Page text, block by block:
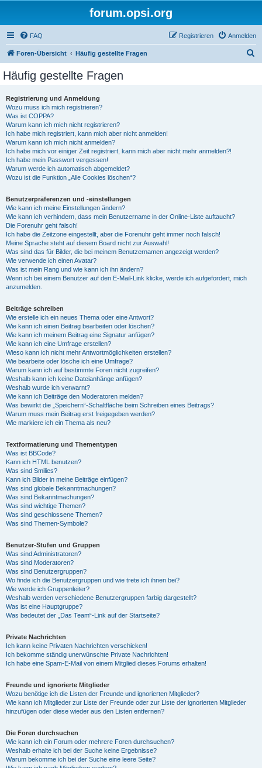
forum.opsi.org
FAQ Anmelden
Registrieren
Foren-Übersicht Häufig gestellte Fragen
Häufig gestellte Fragen
Registrierung und Anmeldung
Wozu muss ich mich registrieren?
Was ist COPPA?
Warum kann ich mich nicht registrieren?
Ich habe mich registriert, kann mich aber nicht anmelden!
Warum kann ich mich nicht anmelden?
Ich habe mich vor einiger Zeit registriert, kann mich aber nicht mehr anmelden?!
Ich habe mein Passwort vergessen!
Warum werde ich automatisch abgemeldet?
Wozu ist die Funktion „Alle Cookies löschen“?
Benutzerpräferenzen und -einstellungen
Wie kann ich meine Einstellungen ändern?
Wie kann ich verhindern, dass mein Benutzername in der Online-Liste auftaucht?
Die Forenuhr geht falsch!
Ich habe die Zeitzone eingestellt, aber die Forenuhr geht immer noch falsch!
Meine Sprache steht auf diesem Board nicht zur Auswahl!
Was sind das für Bilder, die bei meinem Benutzernamen angezeigt werden?
Wie verwende ich einen Avatar?
Was ist mein Rang und wie kann ich ihn ändern?
Wenn ich bei einem Benutzer auf den E-Mail-Link klicke, werde ich aufgefordert, mich
anzumelden.
Beiträge schreiben
Wie erstelle ich ein neues Thema oder eine Antwort?
Wie kann ich einen Beitrag bearbeiten oder löschen?
Wie kann ich meinem Beitrag eine Signatur anfügen?
Wie kann ich eine Umfrage erstellen?
Wieso kann ich nicht mehr Antwortmöglichkeiten erstellen?
Wie bearbeite oder lösche ich eine Umfrage?
Warum kann ich auf bestimmte Foren nicht zugreifen?
Weshalb kann ich keine Dateianhänge anfügen?
Weshalb wurde ich verwarnt?
Wie kann ich Beiträge den Moderatoren melden?
Was bewirkt die „Speichern“-Schaltfläche beim Schreiben eines Beitrags?
Warum muss mein Beitrag erst freigegeben werden?
Wie markiere ich ein Thema als neu?
Textformatierung und Thementypen
Was ist BBCode?
Kann ich HTML benutzen?
Was sind Smilies?
Kann ich Bilder in meine Beiträge einfügen?
Was sind globale Bekanntmachungen?
Was sind Bekanntmachungen?
Was sind wichtige Themen?
Was sind geschlossene Themen?
Was sind Themen-Symbole?
Benutzer-Stufen und Gruppen
Was sind Administratoren?
Was sind Moderatoren?
Was sind Benutzergruppen?
Wo finde ich die Benutzergruppen und wie trete ich ihnen bei?
Wie werde ich Gruppenleiter?
Weshalb werden verschiedene Benutzergruppen farbig dargestellt?
Was ist eine Hauptgruppe?
Was bedeutet der „Das Team“-Link auf der Startseite?
Private Nachrichten
Ich kann keine Privaten Nachrichten verschicken!
Ich bekomme ständig unerwünschte Private Nachrichten!
Ich habe eine Spam-E-Mail von einem Mitglied dieses Forums erhalten!
Freunde und ignorierte Mitglieder
Wozu benötige ich die Listen der Freunde und ignorierten Mitglieder?
Wie kann ich Mitglieder zur Liste der Freunde oder zur Liste der ignorierten Mitglieder
hinzufügen oder diese wieder aus den Listen entfernen?
Die Foren durchsuchen
Wie kann ich ein Forum oder mehrere Foren durchsuchen?
Weshalb erhalte ich bei der Suche keine Ergebnisse?
Warum bekomme ich bei der Suche eine leere Seite?